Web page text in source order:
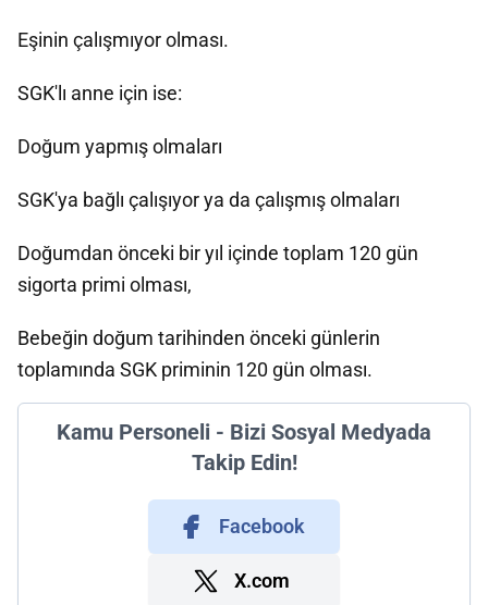
Eşinin çalışmıyor olması.
SGK'lı anne için ise:
Doğum yapmış olmaları
SGK'ya bağlı çalışıyor ya da çalışmış olmaları
Doğumdan önceki bir yıl içinde toplam 120 gün
sigorta primi olması,
Bebeğin doğum tarihinden önceki günlerin
toplamında SGK priminin 120 gün olması.
Kamu Personeli - Bizi Sosyal Medyada
Takip Edin!
Facebook
X.com